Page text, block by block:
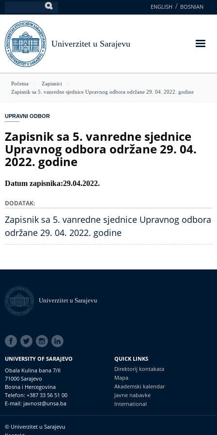
na
glavni
sadržaj
ENGLISH BOSNIAN
Univerzitet u Sarajevu
You
here
Početna
Zapisnici
Zapisnik sa 5. vanredne sjednice Upravnog odbora održane 29. 04. 2022. godine
UPRAVNI ODBOR
Zapisnik sa 5. vanredne sjednice
Upravnog odbora održane 29. 04.
2022. godine
Datum zapisnika 29.04.2022.
DODATAK
Zapisnik sa 5. vanredne sjednice Upravnog odbora
održane 29. 04. 2022. godine
Univerzitet u Sarajevu
SOCIAL
LINKS
UNIVERSITY OF SARAJEVO
Obala Kulina bana 7/II
71000 Sarajevo
Bosna i Hercegovina
Telefon: +387 33 56 51 00
E-mail: javnost@unsa.ba
QUICK LINKS
Direktorij kontakata
Mapa
Akademski kalendar
Javne nabavke
International
Footer
© Univerzitet u Sarajevu